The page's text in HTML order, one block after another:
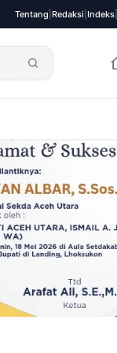
Tentang Redaksi Indeks